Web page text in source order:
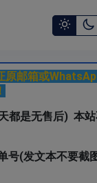
邮箱或
都是无售后) 本
号(发文本不要截